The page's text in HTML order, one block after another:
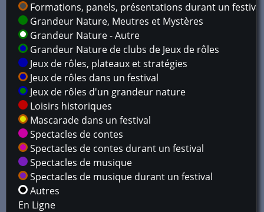
Formations, panels, présentations durant un festival
Grandeur Nature, Meutres et Mystères
Grandeur Nature - Autre
Grandeur Nature de clubs de Jeux de rôles
Jeux de rôles, plateaux et stratégies
Jeux de rôles dans un festival
Jeux de rôles d'un grandeur nature
Loisirs historiques
Mascarade dans un festival
Spectacles de contes
Spectacles de contes durant un festival
Spectacles de musique
Spectacles de musique durant un festival
Autres
En Ligne